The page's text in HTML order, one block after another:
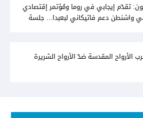
تقدّم إيجابي في روما ومُؤتمر إقتصادي
واشنطن دعم فاتيكاني لبعبدا... جلسة
الأرواح المقدسة ضدّ الأرواح الشريرة